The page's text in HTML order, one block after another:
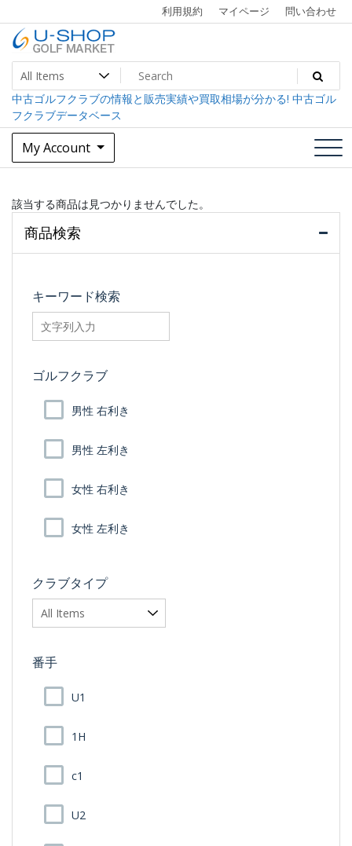
to
content
利用規約 マイページ 問い合わせ
U-SHOP Golf Market dev
中古ゴルフクラブ最大級！U-SHOPゴルフマーケット
中古ゴルフクラブの情報と販売実績や買取相場が分かる! 中古ゴル
フクラブデータベース
My Account
該当する商品は見つかりませんでした。
商品検索
キーワード検索
searchfilter_pro
ゴルフクラブ
男性 右利き
男性 左利き
女性 右利き
女性 左利き
クラブタイプ
番手
U1
1H
c1
U2